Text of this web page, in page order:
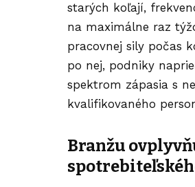
starých koľají,
na maximálne raz
pracovnej sily počas
po nej, podniky
spektrom zápasia s
kvalifikovaného
Branžu